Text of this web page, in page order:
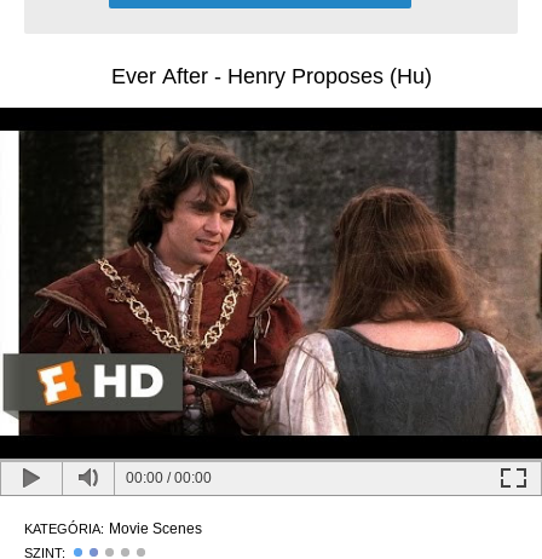
Ever After - Henry Proposes (Hu)
00:00 /00:00
KATEGÓRIA: Movie Scenes
SZINT: